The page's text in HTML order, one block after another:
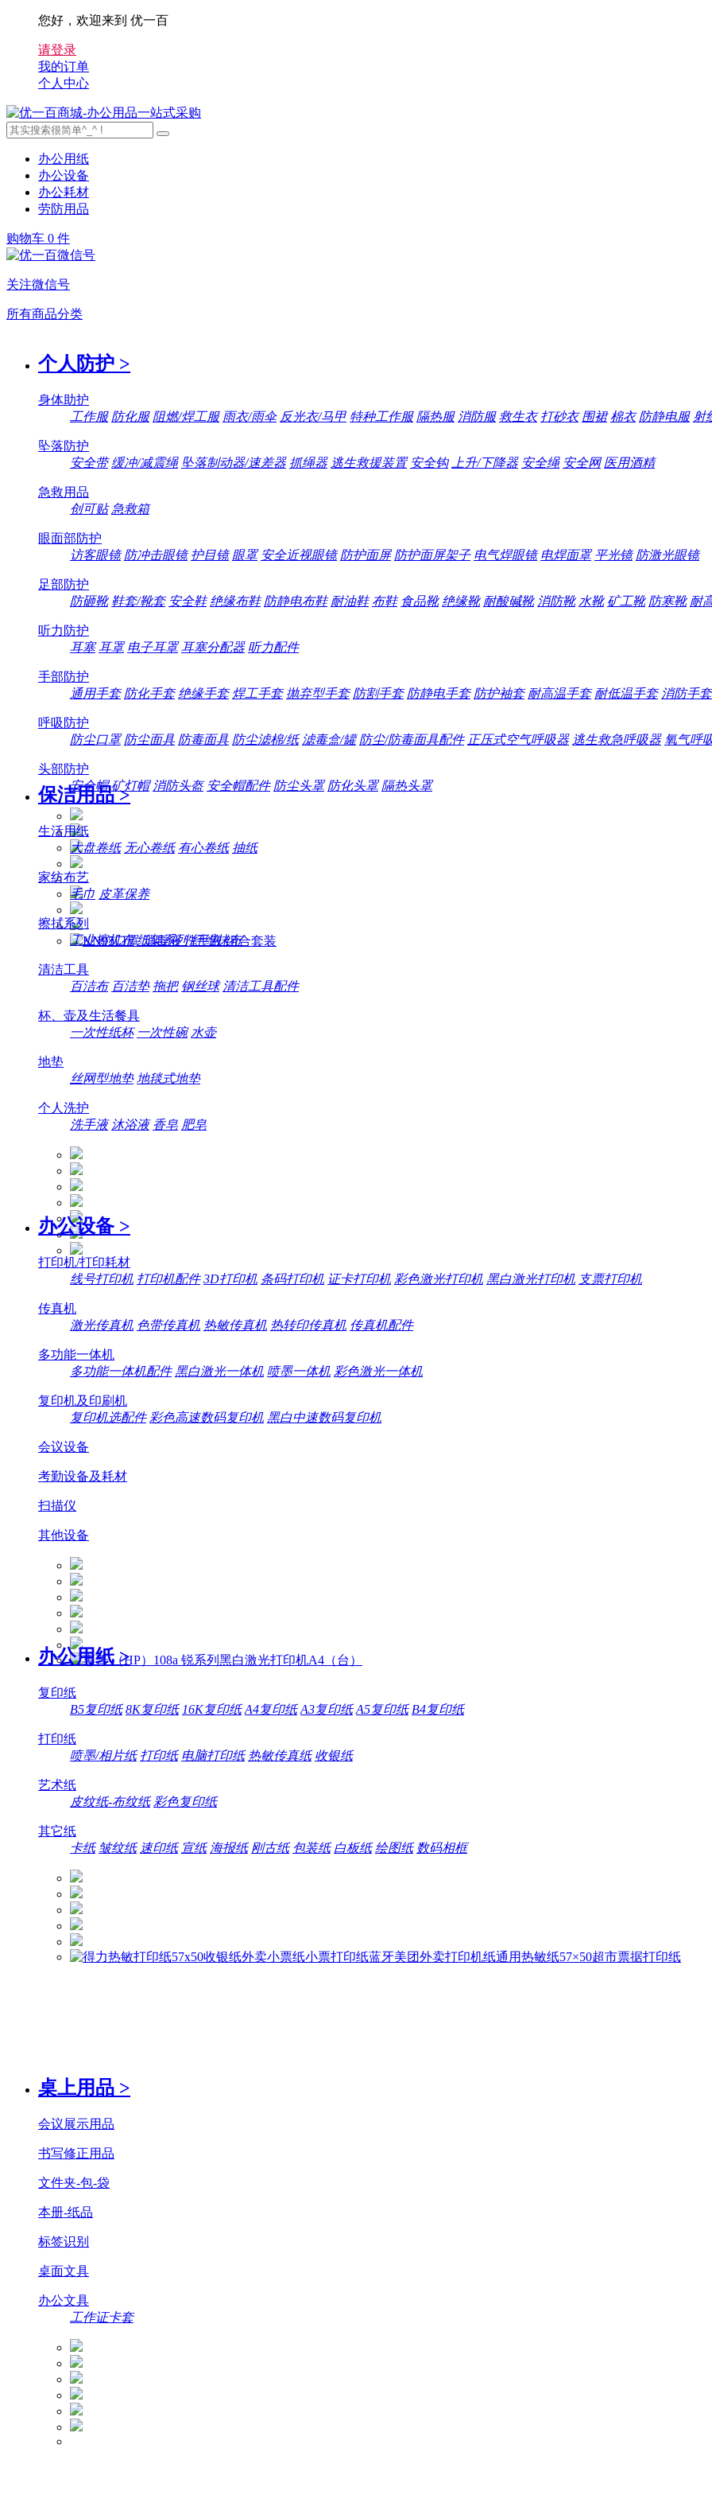
您好，欢迎来到 优一百
请登录
我的订单
个人中心
办公用纸
办公设备
办公耗材
劳防用品
购物车 0 件
关注微信号
所有商品分类
个人防护 >
身体助护
工作服 防化服 阻燃/焊工服 雨衣/雨伞 反光衣/马甲 特种工作服 隔热服 消防服 救生衣 打砂衣 围裙 棉衣 防静电服 射
坠落防护
安全带 缓冲/减震绳 坠落制动器/速差器 抓绳器 逃生救援装置 安全钩 上升/下降器 安全绳 安全网 医用酒精
急救用品
创可贴 急救箱
眼面部防护
访客眼镜 防冲击眼镜 护目镜 眼罩 安全近视眼镜 防护面屏 防护面屏架子 电气焊眼镜 电焊面罩 平光镜 防激光眼镜
足部防护
防砸靴 鞋套/靴套 安全鞋 绝缘布鞋 防静电布鞋 耐油鞋 布鞋 食品靴 绝缘靴 耐酸碱靴 消防靴 水靴 矿工靴 防寒靴 耐
听力防护
耳塞 耳罩 电子耳罩 耳塞分配器 听力配件
手部防护
通用手套 防化手套 绝缘手套 焊工手套 抛弃型手套 防割手套 防静电手套 防护袖套 耐高温手套 耐低温手套 消防手套
呼吸防护
防尘口罩 防尘面具 防毒面具 防尘滤棉/纸 滤毒盒/罐 防尘/防毒面具配件 正压式空气呼吸器 逃生救急呼吸器 氧气呼
头部防护
安全帽 矿灯帽 消防头盔 安全帽配件 防尘头罩 防化头罩 隔热头罩
保洁用品 >
生活用纸
大盘卷纸 无心卷纸 有心卷纸 抽纸
家纺布艺
毛巾 皮革保养
擦拭系列
工业擦机布 纸架系列 纤维抹布
清洁工具
百洁布 百洁垫 拖把 钢丝球 清洁工具配件
杯、壶及生活餐具
一次性纸杯 一次性碗 水壶
地垫
丝网型地垫 地毯式地垫
个人洗护
洗手液 沐浴液 香皂 肥皂
办公设备 >
打印机/打印耗材
线号打印机 打印机配件 3D打印机 条码打印机 证卡打印机 彩色激光打印机 黑白激光打印机 支票打印机
传真机
激光传真机 色带传真机 热敏传真机 热转印传真机 传真机配件
多功能一体机
多功能一体机配件 黑白激光一体机 喷墨一体机 彩色激光一体机
复印机及印刷机
复印机选配件 彩色高速数码复印机 黑白中速数码复印机
会议设备
考勤设备及耗材
扫描仪
其他设备
办公用纸 >
复印纸
B5复印纸 8K复印纸 16K复印纸 A4复印纸 A3复印纸 A5复印纸 B4复印纸
打印纸
喷墨/相片纸 打印纸 电脑打印纸 热敏传真纸 收银纸
艺术纸
皮纹纸-布纹纸 彩色复印纸
其它纸
卡纸 皱纹纸 速印纸 宣纸 海报纸 刚古纸 包装纸 白板纸 绘图纸 数码相框
桌上用品 >
会议展示用品
书写修正用品
文件夹-包-袋
本册-纸品
标签识别
桌面文具
办公文具
工作证卡套